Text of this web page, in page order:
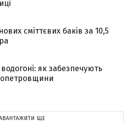
сміттєвих баків за 10,5
як забезпечують
ЩЕ